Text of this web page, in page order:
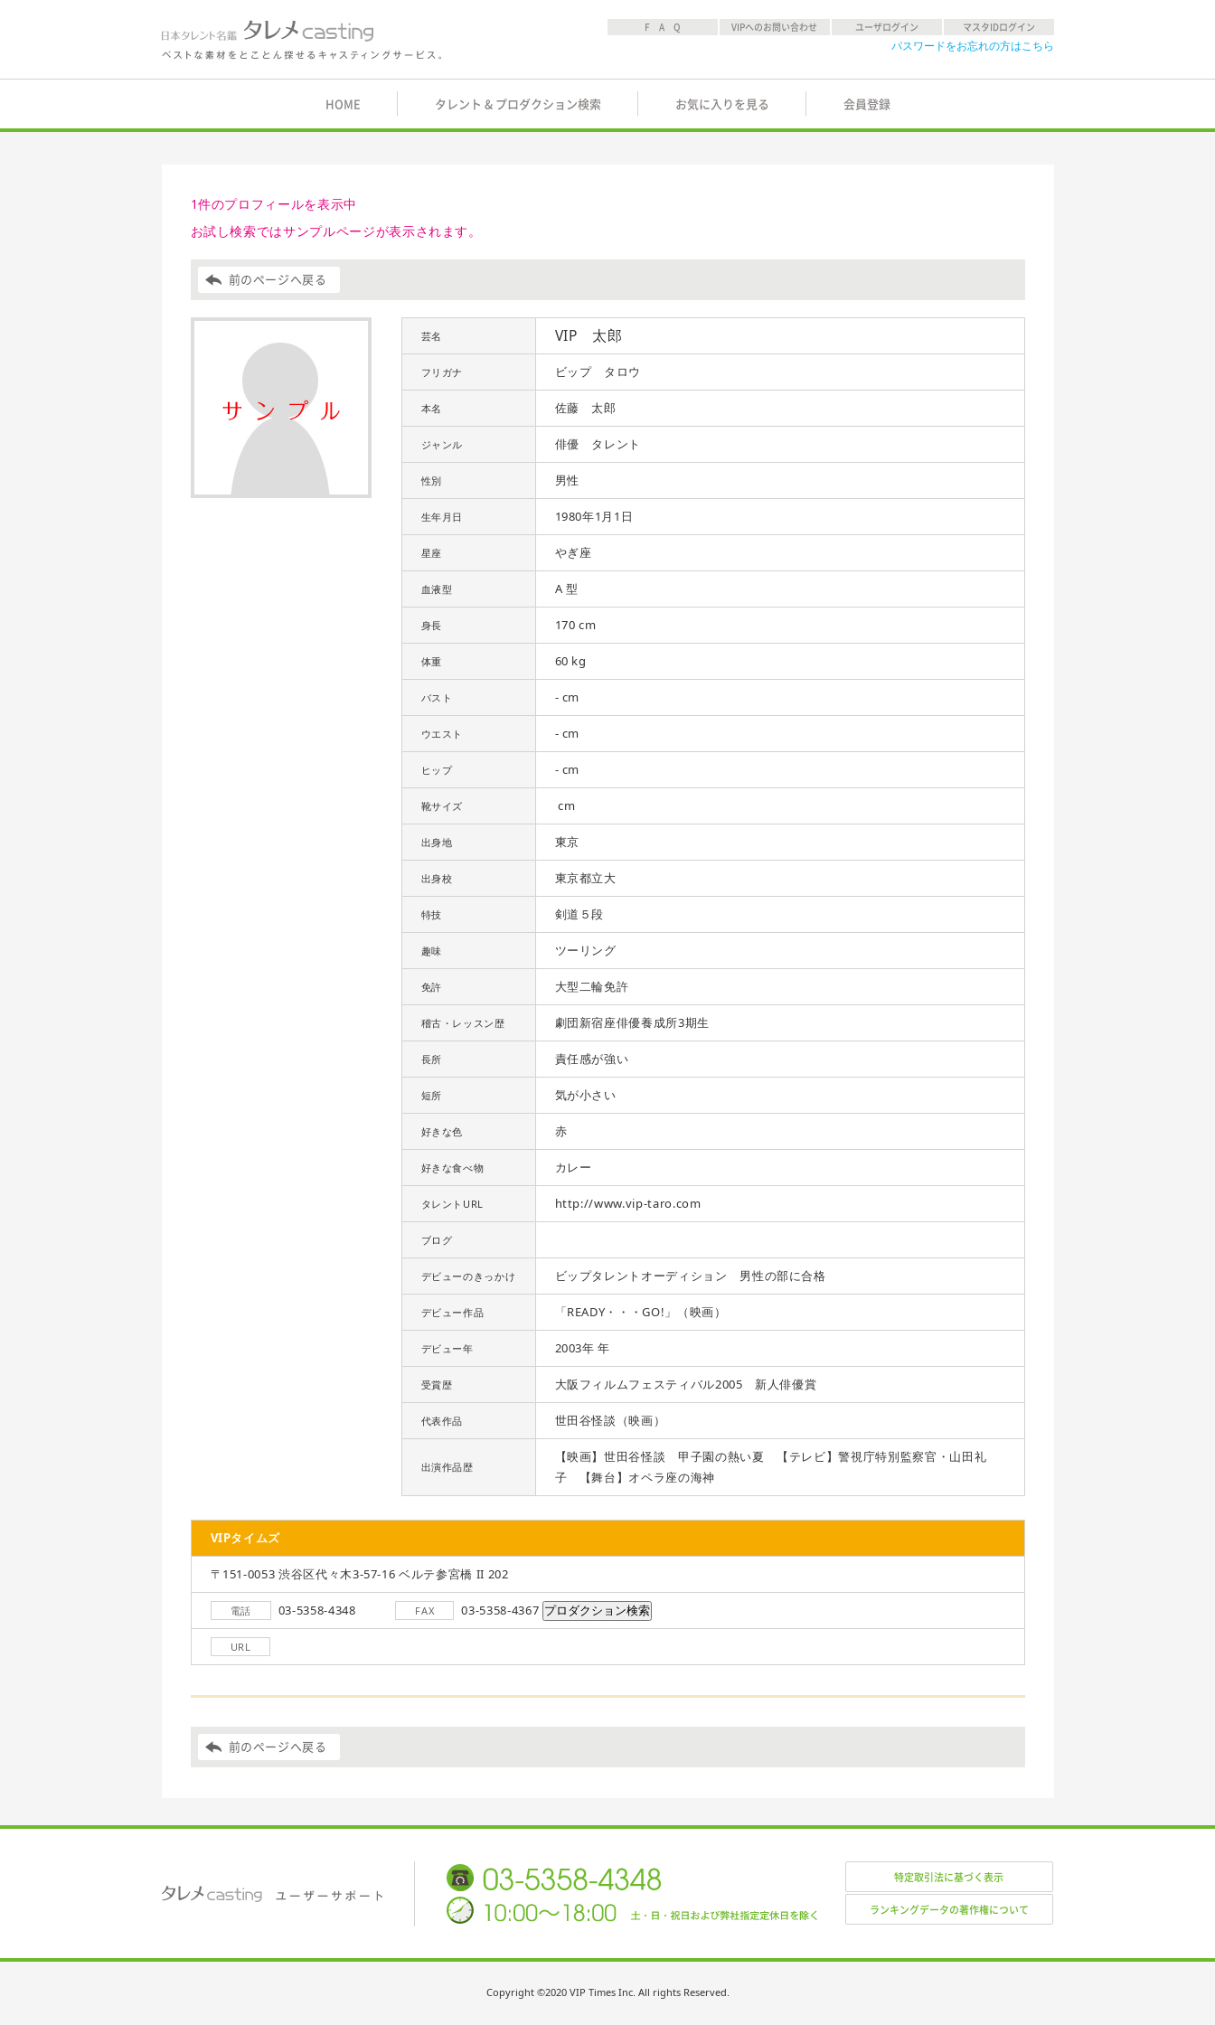
F A Q VIPへのお問い合わせ ユーザログイン マスタIDログイン
パスワードをお忘れの方はこちら
HOME タレント & プロダクション検索 お気に入りを見る 会員登録
1件のプロフィールを表示中
お試し検索ではサンプルページが表示されます。
前のページへ戻る
芸名 VIP 太郎
フリガナ ビップ タロウ
本名 佐藤 太郎
ジャンル 俳優 タレント
性別 男性
生年月日 1980年1月1日
星座 やぎ座
血液型 A 型
身長 170 cm
体重 60 kg
バスト - cm
ウエスト - cm
ヒップ - cm
靴サイズ cm
出身地 東京
出身校 東京都立大
特技 剣道５段
趣味 ツーリング
免許 大型二輪免許
稽古・レッスン歴 劇団新宿座俳優養成所3期生
長所 責任感が強い
短所 気が小さい
好きな色 赤
好きな食べ物 カレー
タレントURL http://www.vip-taro.com
ブログ
デビューのきっかけ ビップタレントオーディション 男性の部に合格
デビュー作品 「READY・・・GO!」（映画）
デビュー年 2003年 年
受賞歴 大阪フィルムフェスティバル2005 新人俳優賞
代表作品 世田谷怪談（映画）
出演作品歴
【映画】世田谷怪談 甲子園の熱い夏 【テレビ】警視庁特別監察官・山田礼
子 【舞台】オペラ座の海神
VIPタイムズ
〒151-0053 渋谷区代々木3-57-16 ベルテ参宮橋 II 202
電話 03-5358-4348 FAX 03-5358-4367
URL
前のページへ戻る
特定取引法に基づく表示
ランキングデータの著作権について
Copyright ©2020 VIP Times Inc. All rights Reserved.